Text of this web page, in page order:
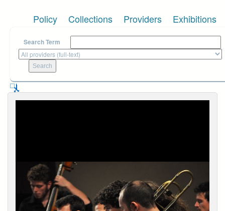
Policy Collections Providers Exhibitions
Search Term